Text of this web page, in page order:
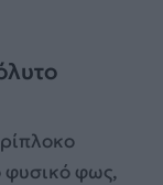
φυσικό φως,